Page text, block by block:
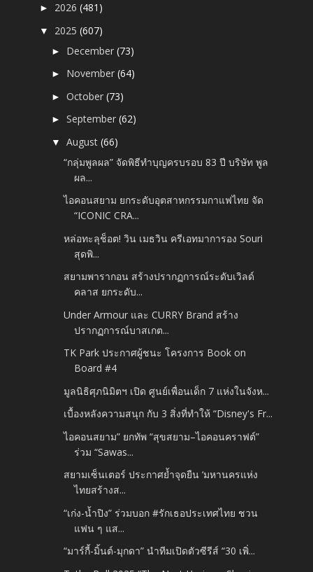
► 2026(481)
▼ 2025(607)
► December(73)
► November(64)
►October(73)
►September(62)
▼August(66)
“กลุ่มพูลผล” จัดพิธีทำบุญครบรอบ 83 ปี บริษัท พูล
ผล...
ไอคอนสยาม ยกระดับอุตสาหกรรมกาแฟไทย จัด
“ICONIC CRA...
หล่อทะลุช็อต! วิน เมธวิน ครีเอทมาการอง Souri
สุดพิ...
สยามพารากอน สร้างปรากฏการณ์ระดับเวิลด์
คลาส ยกระดับ...
Under Armour และ CURRY Brand สร้าง
ปรากฏการณ์บาสเกต...
TK Park ประกาศผู้ชนะ โครงการ Book on
Board #4
มูลนิธิศุภนิมิตฯ เปิด ศูนย์เพื่อนเด็ก 7 แห่งในจังห...
เบื้องหลังความสนุก กับ 3 สิ่งที่ทำให้ “Disney's Fr...
ไอคอนสยาม” ยกทัพ “สุขสยาม–ไอคอนคราฟต์”
ร่วม “Sawas...
สยามเซ็นเตอร์ ประกาศย้ำจุดยืน ‘มหานครแห่ง
ไทยสร้างส...
“เก่ง-น้ำปิง” ร่วมบอก #รักเธอประเทศไทย ชวน
แฟน ๆ แส...
“มาร์กี้-มิ้นต์-มุกดา” นำทีมเปิดตัวซีรีส์ “30 เพิ่...